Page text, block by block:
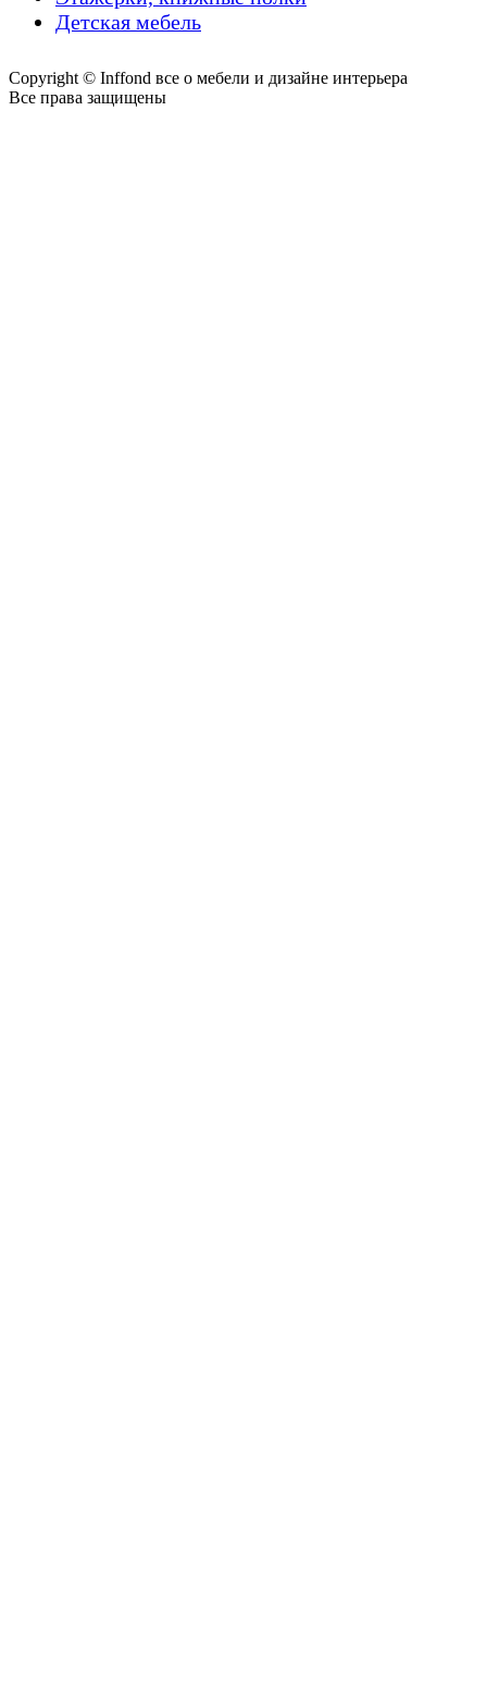
Детская мебель
Copyright © Inffond все о мебели и дизайне интерьера
Все права защищены